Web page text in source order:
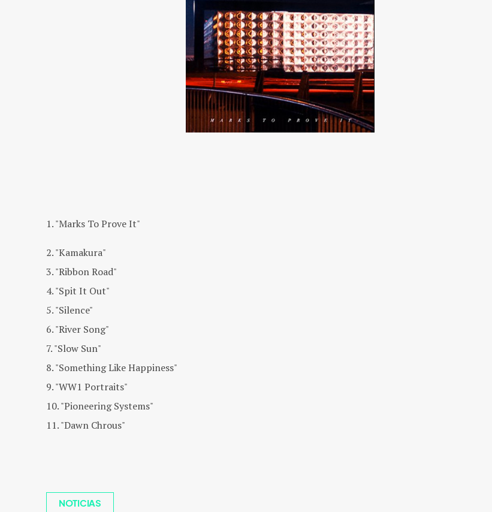
1. "Marks To Prove It"
2. "Kamakura"
3. "Ribbon Road"
4. "Spit It Out"
5. "Silence"
6. "River Song"
7. "Slow Sun"
8. "Something Like Happiness"
9. "WW1 Portraits"
10. "Pioneering Systems"
11. "Dawn Chrous"
NOTICIAS